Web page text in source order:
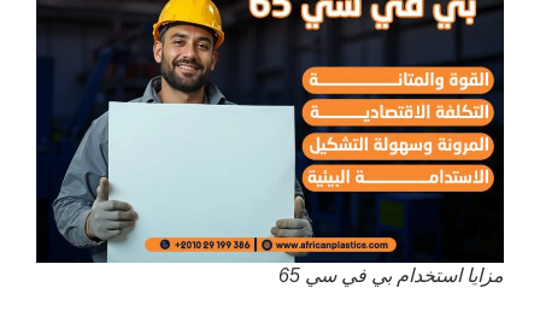
مزايا استخدام بي في سي 65